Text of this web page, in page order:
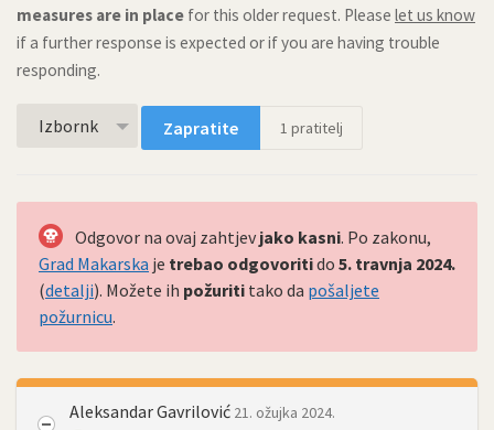
measures are in place for this older request. Please let us know
if a further response is expected or if you are having trouble
responding.
Izbornk Zapratite 1 pratitelj
Odgovor na ovaj zahtjev jako kasni. Po zakonu,
Grad Makarska je trebao odgovoritido 5. travnja 2024.
(detalji). Možete ih požuriti tako da pošaljete
požurnicu.
Aleksandar Gavrilović 21. ožujka 2024.